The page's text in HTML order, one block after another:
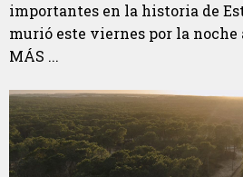
importantes en la historia de
murió este viernes por la noche
MÁS ...